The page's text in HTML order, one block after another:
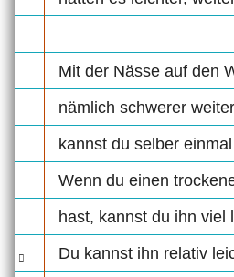
Mit der Nässe auf den
nämlich schwerer
kannst du selber
Wenn du einen
hast, kannst du ihn viel
Du kannst ihn relativ